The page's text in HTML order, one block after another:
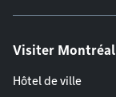
Visiter Montréal
Hôtel de ville